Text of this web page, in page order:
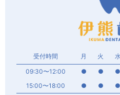
受付時間 月 火
09:30〜12:00
● ● ●
15:00〜18:00
● ● ●